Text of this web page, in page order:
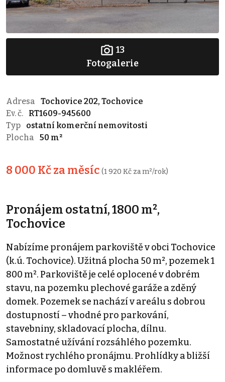
13
Fotogalerie
Adresa
Tochovice 202, Tochovice
Ev. č.
RT1609-945600
Typ
ostatní komerční nemovitosti
Plocha
50 m²
8 000 Kč za měsíc (1 920 Kč za m²/rok)
Pronájem ostatní, 1800 m²,
Tochovice
Nabízíme pronájem parkoviště v obci Tochovice
(k.ú. Tochovice). Užitná plocha 50 m², pozemek 1
800 m². Parkoviště je celé oplocené v dobrém
stavu, na pozemku plechové garáže a zděný
domek. Pozemek se nachází v areálu s dobrou
dostupností – vhodné pro parkování,
stavebniny, skladovací plocha, dílnu.
Samostatné užívání rozsáhlého pozemku.
Možnost rychlého pronájmu. Prohlídky a bližší
informace po domluvě s makléřem.